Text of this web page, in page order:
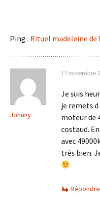
Ping : Rituel madeleine
Johnny
17 novembre
Je suis
je remets
moteur de
costaud.
avec
très bien.
Répondre